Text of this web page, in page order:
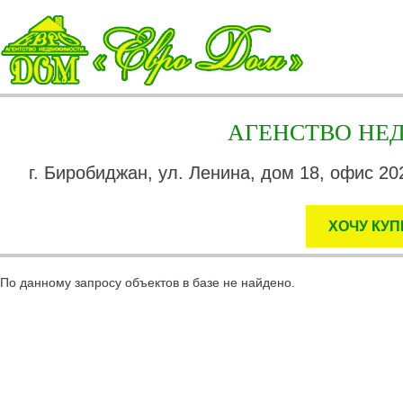
АГЕНСТВО
г. Биробиджан, ул. Ленина, дом 18, офис
ХОЧУ
По данному запросу объектов в базе не найдено.